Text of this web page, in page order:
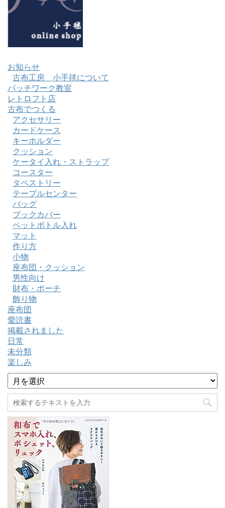
お知らせ
古布工房 小手毬について
パッチワーク教室
レトロフト店
古布でつくる
アクセサリー
カードケース
キーホルダー
クッション
ケータイ入れ・ストラップ
コースター
タペストリー
テーブルセンター
バッグ
ブックカバー
ペットボトル入れ
マット
作り方
小物
座布団・クッション
男性向け
財布・ポーチ
飾り物
座布団
愛読書
掲載されました
日常
未分類
楽しみ
ア
ー
カ
イ
ブ